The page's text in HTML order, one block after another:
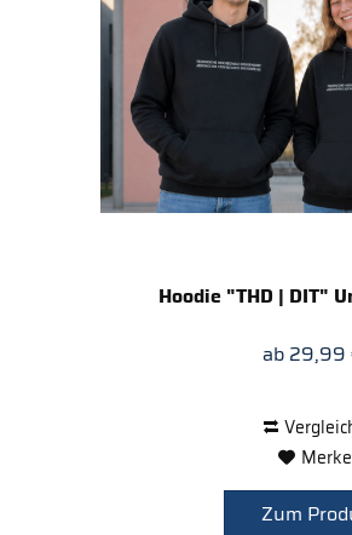
Hoodie "THD | DIT"
ab 29,99
Zum